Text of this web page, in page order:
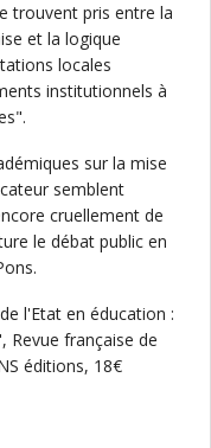
trouvent pris entre la
et la logique
locales
institutionnels à
sur la mise
semblent
cruellement de
le débat public en
l'Etat en éducation :
Revue française de
éditions, 18€